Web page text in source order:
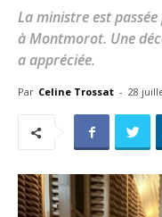
La ministre est
à Montmorot. Une
a appréciée.
Par Celine Trossat - 28